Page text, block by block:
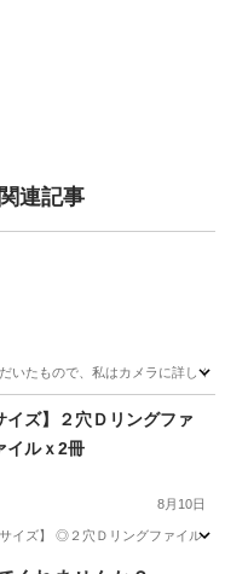
連記事
いたもので、私はカメラに詳し
イズ】２穴Ｄリングファ
イルｘ2冊
8月10日
イズ】 ◎２穴Ｄリングファイル